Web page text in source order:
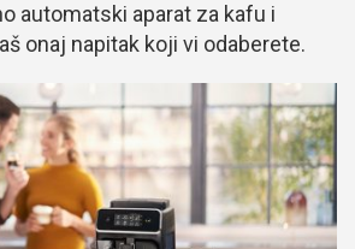
automatski aparat za kafu i
onaj napitak koji vi odaberete.